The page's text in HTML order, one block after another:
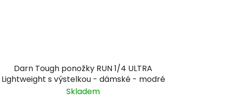
Darn Tough ponožky RUN 1/4 ULTRA
Lightweight s výstelkou - dámské - modré
Skladem